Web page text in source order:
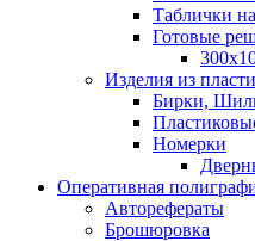
Таблички
Готовые
Изделия из
Бирки,
Номерки
Оперативная
Авторефераты
Брошюровка